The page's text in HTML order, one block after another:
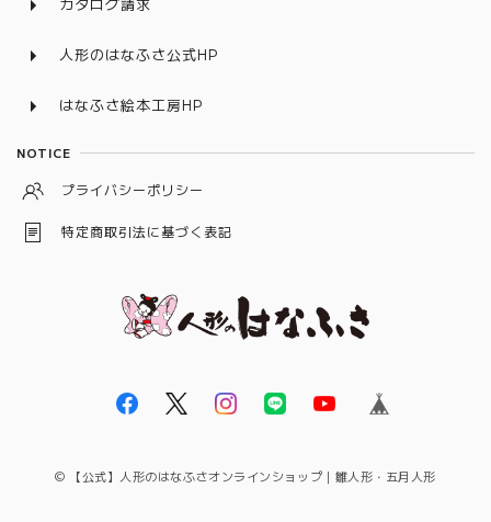
人形のはなふさ公式HP
はなふさ絵本工房HP
NOTICE
プライバシーポリシー
特定商取引法に基づく表記
© 【公式】人形のはなふさオンラインショップ｜雛人形・五月人形